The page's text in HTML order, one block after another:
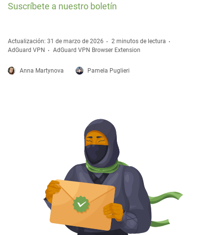
Suscríbete a nuestro boletín
Actualización: 31 de marzo de 2026
2 minutos de lectura
AdGuard VPN
AdGuard VPN Browser Extension
Anna Martynova Pamela Puglieri